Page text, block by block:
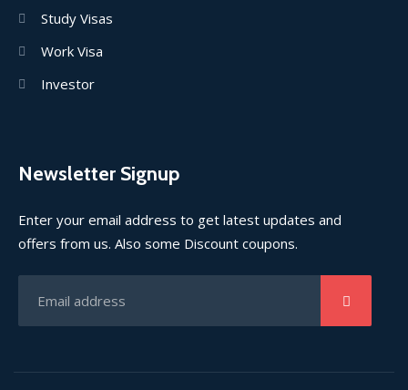
Study Visas
Work Visa
Investor
Newsletter Signup
Enter your email address to get latest updates and
offers from us. Also some Discount coupons.